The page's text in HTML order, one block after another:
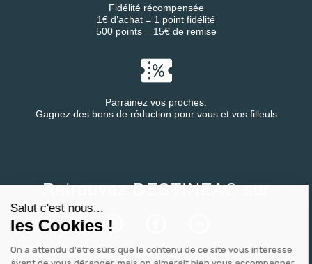
Salut c'est nous...
les Cookies !
On a attendu d'être sûrs que le contenu de ce site vous intéresse
Fidélité récompensée
1€ d’achat = 1 point fidélité
500 points = 15€ de remise
Parrainez vos proches.
Gagnez des bons de réduction pour vous et vos filleuls
Retrouvez DESTINEA® sur